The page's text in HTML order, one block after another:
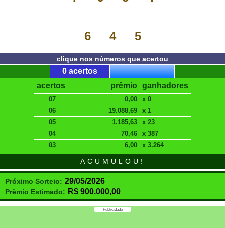
6 4 5
clique nos números que acertou
0 acertos
acertos
07
06
05
04
03
prêmio
0,00
19.088,69
1.185,63
70,46
6,00
ganhadores
x 0
x 1
x 23
x 387
x 3.264
ACUMULOU!
Próximo Sorteio: 29/05/2026
Prêmio Estimado: R$ 900.000,00
Publicidade